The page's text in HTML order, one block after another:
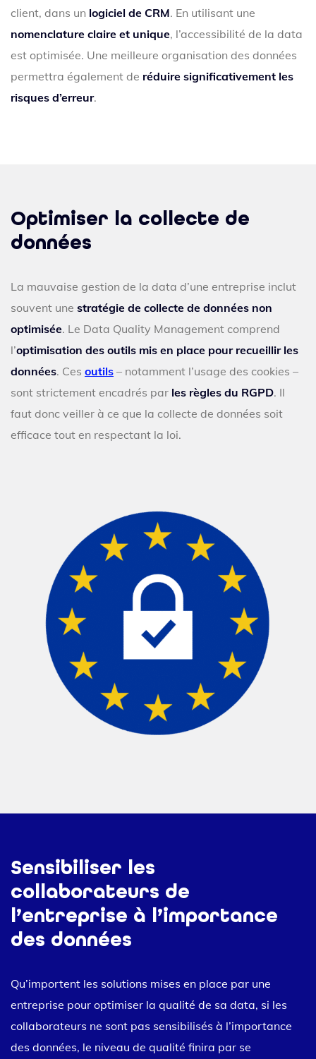
client, dans un logiciel de CRM. En utilisant une
nomenclature claire et unique, l’accessibilité de la data
est optimisée. Une meilleure organisation des données
permettra également de réduire significativement les
risques d’erreur.
Optimiser la collecte de
données
La mauvaise gestion de la data d’une entreprise inclut
souvent une stratégie de collecte de données non
optimisée. Le Data Quality Management comprend
l’optimisation des outils mis en place pour recueillir les
données. Ces outils – notamment l’usage des cookies –
sont strictement encadrés par les règles du RGPD. Il
faut donc veiller à ce que la collecte de données soit
efficace tout en respectant la loi.
Sensibiliser les
collaborateurs de
l’entreprise à l’importance
des données
Qu’importent les solutions mises en place par une
entreprise pour optimiser la qualité de sa data, si les
collaborateurs ne sont pas sensibilisés à l’importance
des données, le niveau de qualité finira par se